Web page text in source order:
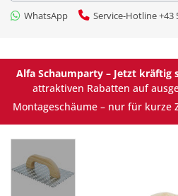
WhatsApp Service-Hotline +43
Alfa Schaumparty – Jetzt kräftig
attraktiven Rabatten auf
Montageschäume – nur für kurze